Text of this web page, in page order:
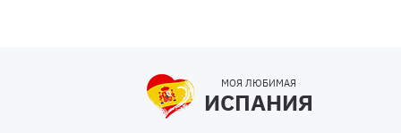
МОЯ ЛЮБИМАЯ
ИСПАНИЯ